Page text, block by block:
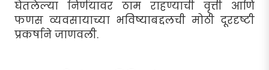
घेतलेल्या निर्णयावर ठाम राहण्याची वृत्ती आणि
फणस व्यवसायाच्या भविष्याबद्दलची मोठी दूरदृष्टी
प्रकर्षाने जाणवली.